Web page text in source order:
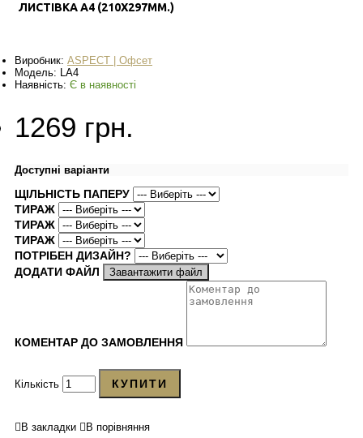
ЛИСТІВКА А4 (210X297ММ.)
Виробник: АSPECT | Офсет
Модель: LA4
Наявність: Є в наявності
1269 грн.
Доступні варіанти
ЩІЛЬНІСТЬ ПАПЕРУ
ТИРАЖ
ТИРАЖ
ТИРАЖ
ПОТРІБЕН ДИЗАЙН?
ДОДАТИ ФАЙЛ
Завантажити файл
КОМЕНТАР ДО ЗАМОВЛЕННЯ
Кількість КУПИТИ
В закладки В порівняння